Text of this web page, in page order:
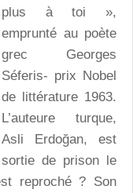
plus à toi »,
emprunté au poète
grec Georges
Séferis- prix Nobel
de littérature 1963.
L’auteure turque,
Asli Erdoğan, est
sortie de prison le
reproché ? Son